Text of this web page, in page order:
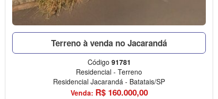
Terreno à venda no Jacarandá
Código 91781
Residencial - Terreno
Residencial Jacarandá - Batatais/SP
Venda: R$ 160.000,00